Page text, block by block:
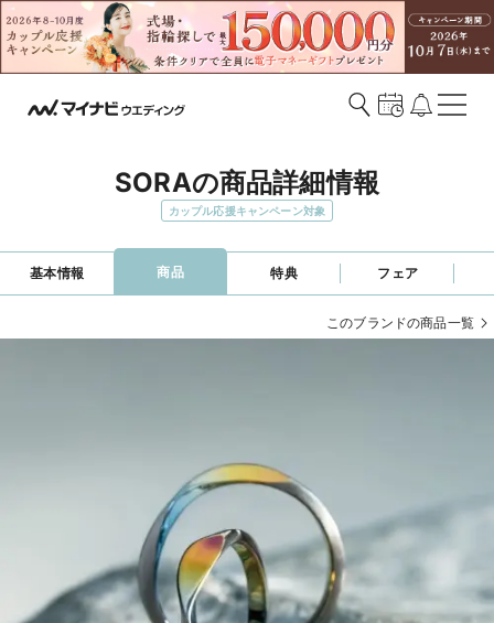
SORAの商品詳細情報
カップル応援キャンペーン対象
基本情報 商品 特典 フェア
このブランドの商品一覧